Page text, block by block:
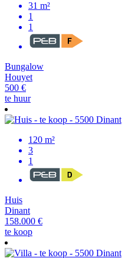
31 m²
1
1
Bungalow
Houyet
500 €
te huur
120 m²
3
1
Huis
Dinant
158.000 €
te koop